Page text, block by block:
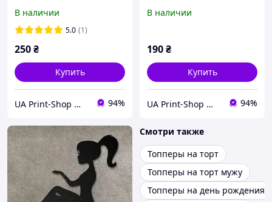
В наличии
5.0 (1)
250₴
Купить
UA Print-Shop ​💙💛 94%
В наличии
190₴
Купить
UA Print-Shop ​💙💛 94%
Смотри также
Топперы на торт
Топперы на торт мужу
Топперы на день рождения